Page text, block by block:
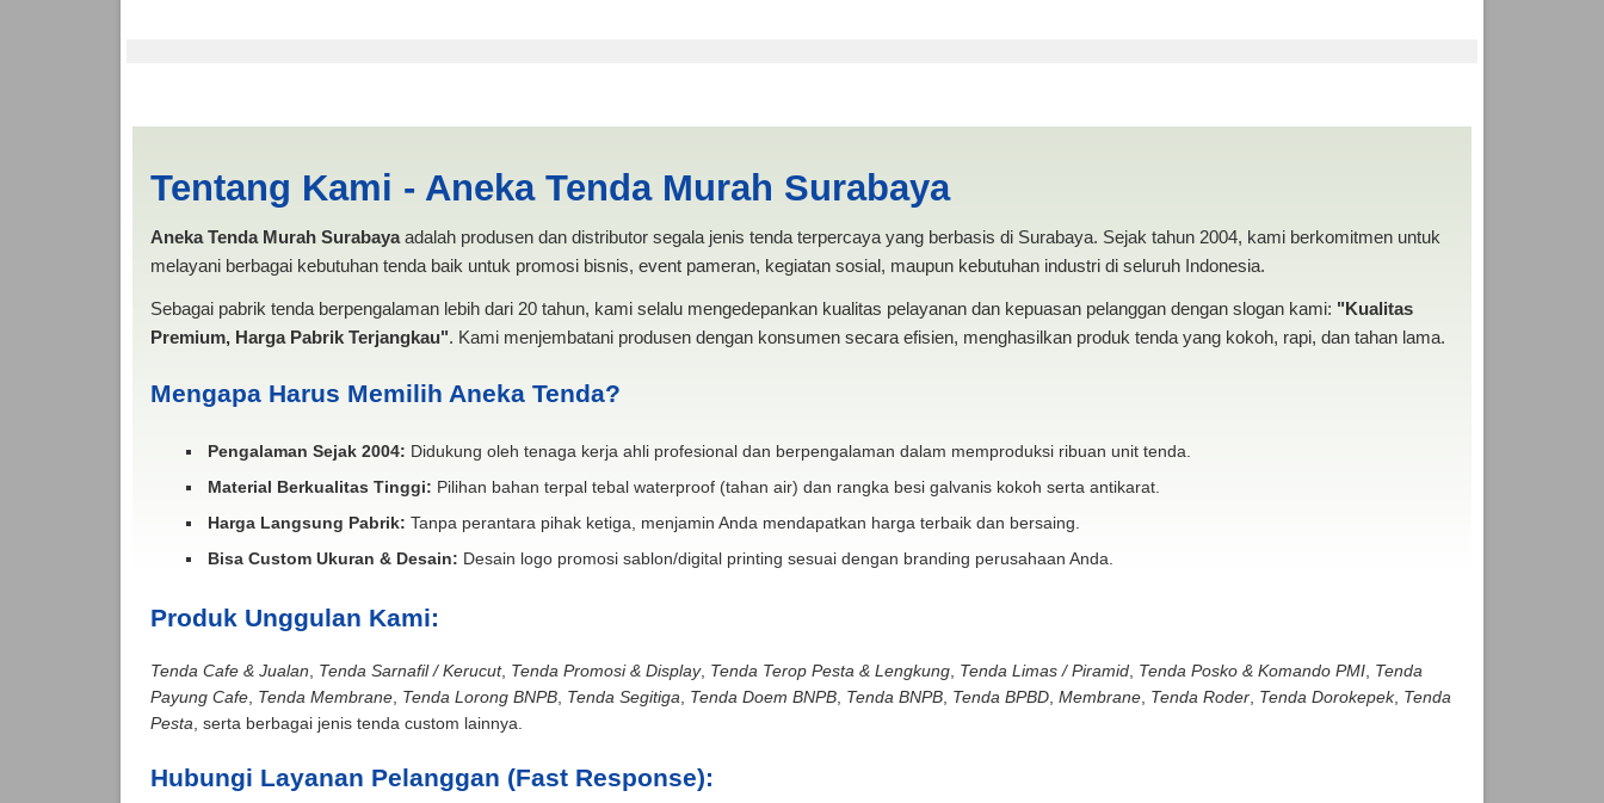
Tentang Kami - Aneka Tenda Murah Surabaya
Aneka Tenda Murah Surabayaadalah produsen dan distributor segala jenis tenda terpercaya yang berbasis di Surabaya. Sejak tahun 2004, kami berkomitmen untuk
melayani berbagai kebutuhan tenda baik untuk promosi bisnis, event pameran, kegiatan sosial, maupun kebutuhan industri di seluruh Indonesia.
Sebagai pabrik tenda berpengalaman lebih dari 20 tahun, kami selalu mengedepankan kualitas pelayanan dan kepuasan pelanggan dengan slogan kami: "Kualitas
Premium, Harga Pabrik Terjangkau". Kami menjembatani produsen dengan konsumen secara efisien, menghasilkan produk tenda yang kokoh, rapi, dan tahan lama.
Mengapa Harus Memilih Aneka Tenda?
Pengalaman Sejak 2004: Didukung oleh tenaga kerja ahli profesional dan berpengalaman dalam memproduksi ribuan unit tenda.
Material Berkualitas Tinggi: Pilihan bahan terpal tebal waterproof (tahan air) dan rangka besi galvanis kokoh serta antikarat.
Harga Langsung Pabrik: Tanpa perantara pihak ketiga, menjamin Anda mendapatkan harga terbaik dan bersaing.
Bisa Custom Ukuran & Desain: Desain logo promosi sablon/digital printing sesuai dengan branding perusahaan Anda.
Produk Unggulan Kami:
Tenda Cafe & Jualan Tenda Sarnafil / Kerucut, Tenda Promosi & Display, Tenda Terop Pesta & Lengkung, Tenda Limas / Piramid, Tenda Posko & Komando PMI, Tenda
Payung Cafe, Tenda Membrane, Tenda Lorong BNPB, Tenda Segitiga Tenda Doem BNPB, Tenda BNPB, Tenda BPBD, Membrane, Tenda Roder, Tenda Dorokepek, Tenda
Pesta , serta berbagai jenis tenda custom lainnya.
Hubungi Layanan Pelanggan (Fast Response):